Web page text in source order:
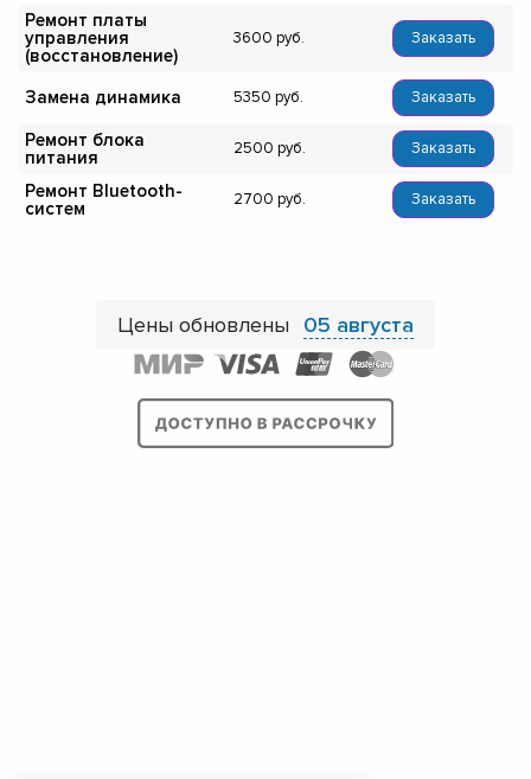
Ремонт платы
управления
(восстановление)
3600 Заказать
Замена динамика 5350 Заказать
Ремонт блока
питания
2500 Заказать
Ремонт Bluetooth-
систем
2700 Заказать
Цены обновлены 05 августа